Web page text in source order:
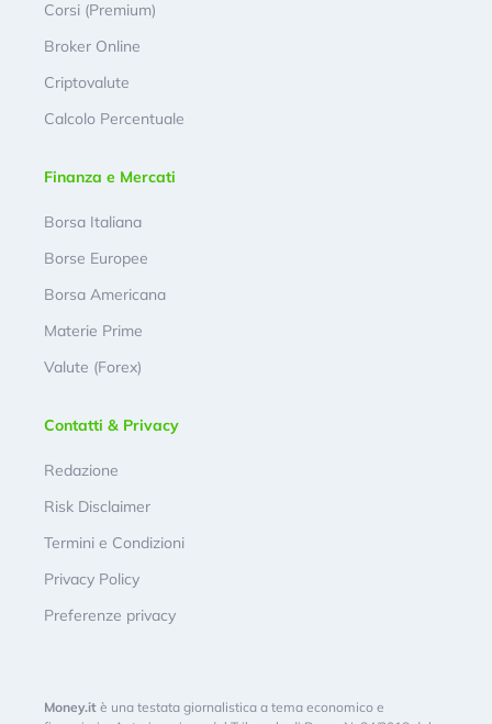
Corsi (Premium)
Broker Online
Criptovalute
Calcolo Percentuale
Finanza e Mercati
Borsa Italiana
Borse Europee
Borsa Americana
Materie Prime
Valute (Forex)
Contatti & Privacy
Redazione
Risk Disclaimer
Termini e Condizioni
Privacy Policy
Preferenze privacy
Money.it è una testata giornalistica a tema economico e